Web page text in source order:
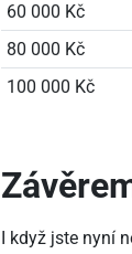
60 000 Kč
80 000 Kč
100 000 Kč
I když jste nyní